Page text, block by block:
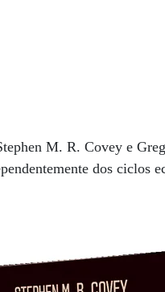
M. R. Covey e
dos ciclos